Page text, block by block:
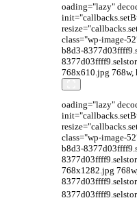
oading="lazy"
class="wp-image-
b8d3-
768x610.jpg 768w,
oading="lazy"
class="wp-image-
b8d3-
768x1282.jpg